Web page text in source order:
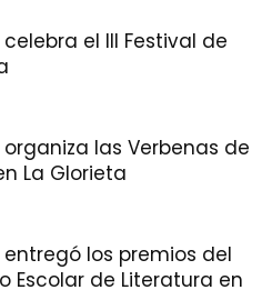
el III Festival de
las Verbenas de
La Glorieta
los premios del
Escolar de Literatura en